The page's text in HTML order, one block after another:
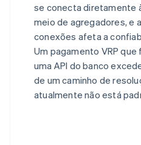
se conecta diretamente
meio de agregadores, e
conexões afeta a
Um pagamento VRP
uma API do banco
de um caminho de
atualmente não está